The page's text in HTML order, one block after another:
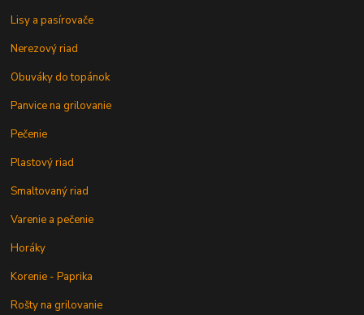
Lisy a pasírovače
Nerezový riad
Obuváky do topánok
Panvice na grilovanie
Pečenie
Plastový riad
Smaltovaný riad
Varenie a pečenie
Horáky
Korenie - Paprika
Rošty na grilovanie